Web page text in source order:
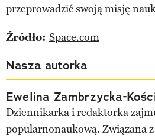
przeprowadzić swoją misję
Źródło: Space.com
Nasza autorka
Ewelina Zambrzycka-
Dziennikarka i redaktorka
popularnonaukową. Związana